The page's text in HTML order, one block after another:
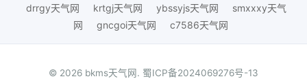
drrgy天气网
krtgj天气网 ybssyjs天气网
smxxxy天气
网
gncgoi天气网 c7586天气网
© 2026 bkms天气网. 蜀ICP备2024069276号-13